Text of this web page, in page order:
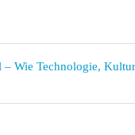
– Wie Technologie,